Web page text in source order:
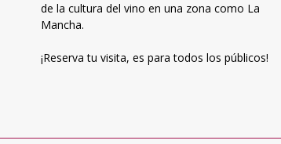
de la cultura del vino en una zona como La
Mancha.
¡Reserva tu visita, es para todos los públicos!